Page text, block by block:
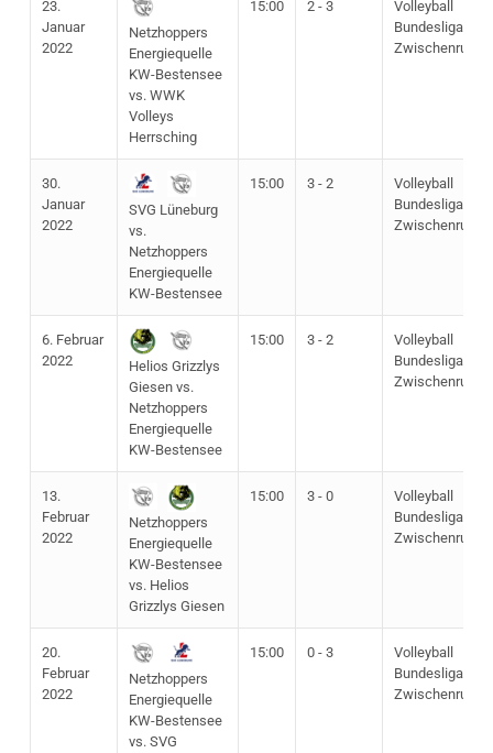
23.
Januar
2022
Netzhoppers
Energiequelle
KW-Bestensee
vs. WWK
Volleys
Herrsching
15:00 2 - 3
Volleyball
Bundesliga
Zwischenrunde
30.
Januar
2022
SVG Lüneburg
vs.
Netzhoppers
Energiequelle
KW-Bestensee
15:00 3 - 2
Volleyball
Bundesliga
Zwischenrunde
6. Februar
2022
Helios Grizzlys
Giesen vs.
Netzhoppers
Energiequelle
KW-Bestensee
15:00 3 - 2
Volleyball
Bundesliga
Zwischenrunde
13.
Februar
2022
Netzhoppers
Energiequelle
KW-Bestensee
vs. Helios
Grizzlys Giesen
15:00 3 - 0
Volleyball
Bundesliga
Zwischenrunde
20.
Februar
2022
Netzhoppers
Energiequelle
KW-Bestensee
vs. SVG
15:00 0 - 3
Volleyball
Bundesliga
Zwischenrunde